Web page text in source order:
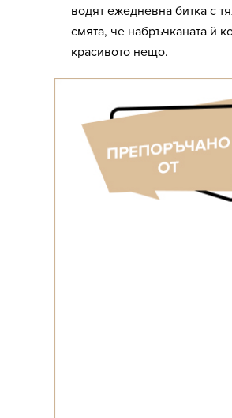
водят ежедневна битка с
смята, че набръчканата й
красивото нещо.